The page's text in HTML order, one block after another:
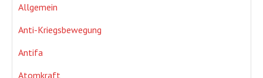
Allgemein
Anti-Kriegsbewegung
Antifa
Atomkraft